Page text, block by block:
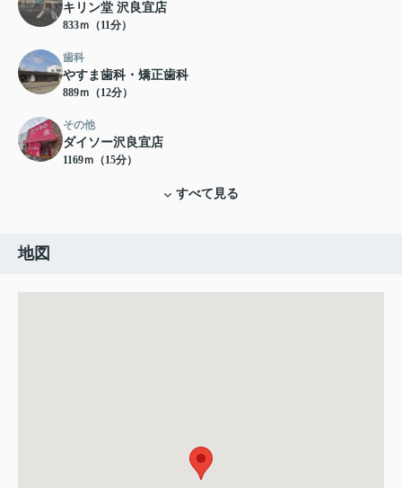
キリン堂 沢良宜店
833ｍ（11分）
歯科
やすま歯科・矯正歯科
889ｍ（12分）
その他
ダイソー沢良宜店
1169ｍ（15分）
すべて見る
地図